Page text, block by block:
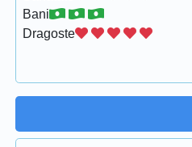
Bani
Dragoste